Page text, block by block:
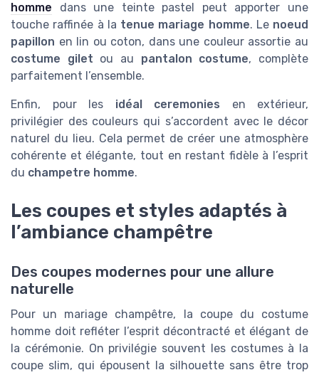
homme dans une teinte pastel peut apporter une
touche raffinée à la tenue mariage homme. Le noeud
papillon en lin ou coton, dans une couleur assortie au
costume gilet ou au pantalon costume, complète
parfaitement l’ensemble.
Enfin, pour les idéal ceremonies en extérieur,
privilégier des couleurs qui s’accordent avec le décor
naturel du lieu. Cela permet de créer une atmosphère
cohérente et élégante, tout en restant fidèle à l’esprit
du champetre homme.
Les coupes et styles adaptés à
l’ambiance champêtre
Des coupes modernes pour une allure
naturelle
Pour un mariage champêtre, la coupe du costume
homme doit refléter l’esprit décontracté et élégant de
la cérémonie. On privilégie souvent les costumes à la
coupe slim, qui épousent la silhouette sans être trop